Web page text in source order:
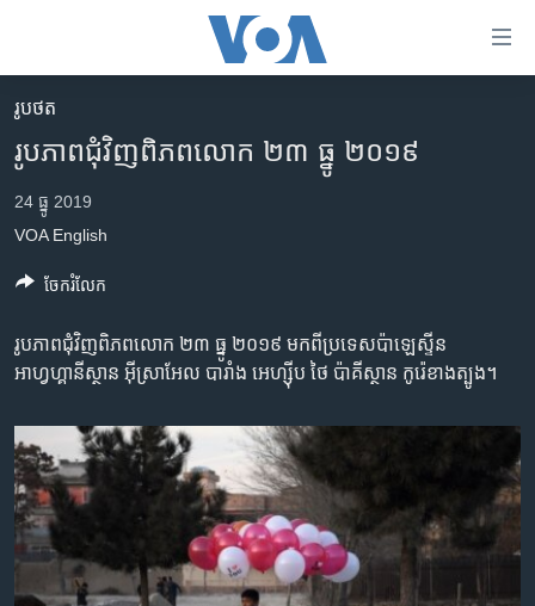
គេហទំព័រ​
រំលង​
និង​
ទំព័រ​
តែ​
ម្តង
និង​
ចូល​
ទៅ​
ទំព័រ​
រចនា
សម្ព័ន្ធ​
រំលង​
កម្ពុជា
អន្តរជាតិ
អាមេរិក
ហេឡូវីអូអេ
កម្ពុជាច្នៃប្រតិដ្ឋ
ព្រឹត្តិការណ៍ព័ត៌មាន
ទូរទស្សន៍ / វីដេអូ​
វិទ្យុ / ផតខាសថ៍
កម្មវិធីទាំងអស់
Khmer English
រូបថត
រូបភាពជុំវិញពិភពលោក ២៣ ធ្នូ ២០១៩
24 ធ្នូ 2019
VOA English
រូបភាពជុំវិញពិភពលោក ២៣ ធ្នូ ២០១៩ មក​ពីប្រទេសប៉ាឡេស្ទីន
អាហ្វហ្គានីស្ថាន អ៊ីស្រាអែល បារាំង អេហ្ស៊ីប ថៃ ប៉ាគីស្ថាន កូរ៉េខាងត្បូង។
ចែករំលែក